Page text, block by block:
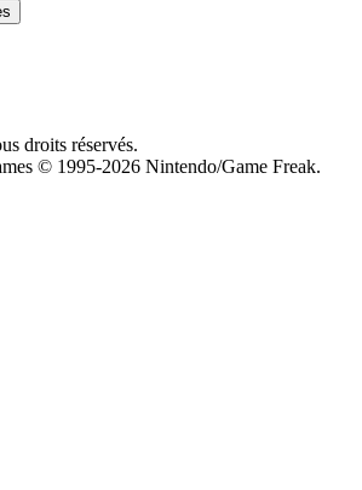
droits réservés.
© 1995-2026 Nintendo/Game Freak.